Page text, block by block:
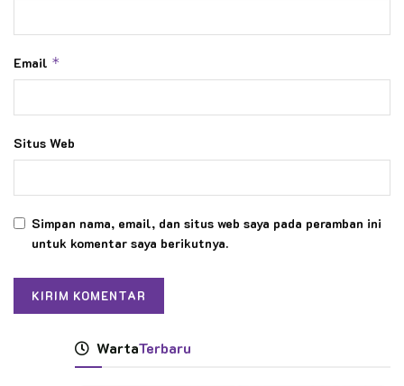
Email *
Situs Web
Simpan nama, email, dan situs web saya pada peramban ini
untuk komentar saya berikutnya.
WartaTerbaru